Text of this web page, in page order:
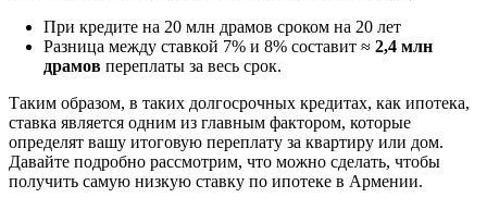
При кредите на 20 млн драмов сроком на 20 лет
Разница между ставкой 7% и 8% составит ≈ 2,4 млн
драмов переплаты за весь срок.
Таким образом, в таких долгосрочных кредитах, как ипотека,
ставка является одним из главным фактором, которые
определят вашу итоговую переплату за квартиру или дом.
Давайте подробно рассмотрим, что можно сделать, чтобы
получить самую низкую ставку по ипотеке в Армении.